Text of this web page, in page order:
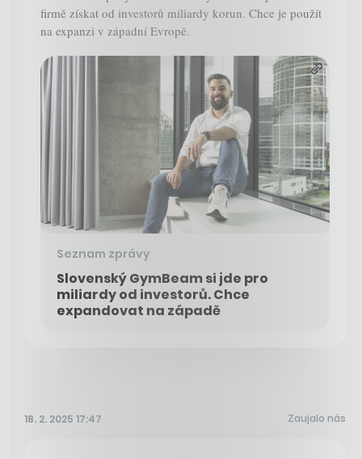
firmě získat od investorů miliardy korun. Chce je použít
na expanzi v západní Evropě.
Seznam zprávy
Slovenský GymBeam si jde pro
miliardy od investorů. Chce
expandovat na západě
18. 2. 2025 17:47 Zaujalo nás